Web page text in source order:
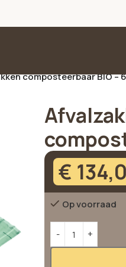
composteerbaar BIO –
€
Op voorraad